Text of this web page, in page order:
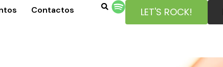
Contactos LET'S ROCK!